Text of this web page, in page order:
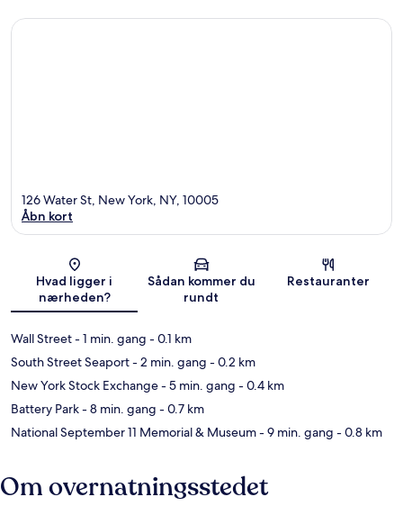
Kort
126 Water St, New York, NY, 10005
Åbn kort
Hvad ligger i
nærheden?
Sådan kommer du
rundt
Restauranter
Wall Street- 1 min. gang - 0.1 km
South Street Seaport- 2 min. gang - 0.2 km
New York Stock Exchange- 5 min. gang - 0.4 km
Battery Park- 8 min. gang - 0.7 km
National September 11 Memorial & Museum- 9 min. gang - 0.8 km
Om overnatningsstedet